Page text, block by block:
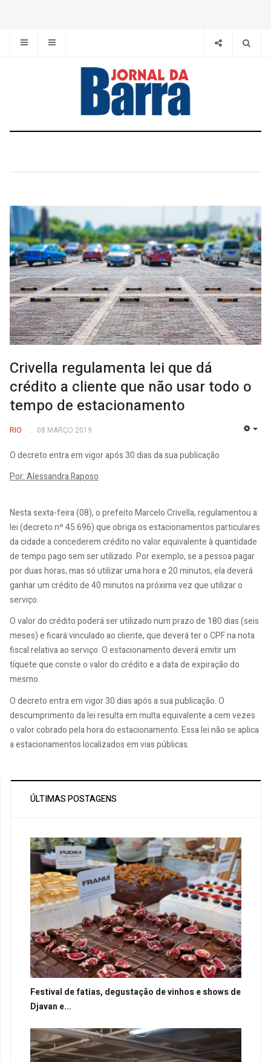
Crivella regulamenta lei que dá
crédito a cliente que não usar todo o
tempo de estacionamento
RIO 08 MARÇO 2019
O decreto entra em vigor após 30 dias da sua publicação
Por: Alessandra Raposo
Nesta sexta-feira (08), o prefeito Marcelo Crivella, regulamentou a
lei (decreto nº 45.696) que obriga os estacionamentos particulares
da cidade a concederem crédito no valor equivalente à quantidade
de tempo pago sem ser utilizado. Por exemplo, se a pessoa pagar
por duas horas, mas só utilizar uma hora e 20 minutos, ela deverá
ganhar um crédito de 40 minutos na próxima vez que utilizar o
serviço.
O valor do crédito poderá ser utilizado num prazo de 180 dias (seis
meses) e ficará vinculado ao cliente, que deverá ter o CPF na nota
fiscal relativa ao serviço. O estacionamento deverá emitir um
tíquete que conste o valor do crédito e a data de expiração do
mesmo.
O decreto entra em vigor 30 dias após a sua publicação. O
descumprimento da lei resulta em multa equivalente a cem vezes
o valor cobrado pela hora do estacionamento. Essa lei não se aplica
a estacionamentos localizados em vias públicas.
ÚLTIMAS POSTAGENS
Festival de fatias, degustação de vinhos e shows de
Djavan e...